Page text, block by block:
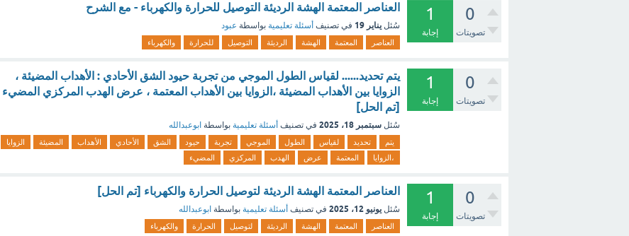
0
تصويتات
1
إجابة
العناصر المعتمة الهشة الرديئة التوصيل للحرارة والكهرباء - مع الشرح
سُئل يناير 19 في تصنيف أسئلة تعليمية بواسطة عبود
العناصر المعتمة الهشة الرديئة التوصيل للحرارة والكهرباء
0
تصويتات
1
إجابة
يتم تحديد...... لقياس الطول الموجي من تجربة حيود الشق الأحادي : الأهداب المضيئة ،
الزوايا بين الأهداب المضيئة ،الزوايا بين الأهداب المعتمة ، عرض الهدب المركزي المضيء
[تم الحل]
سُئل سبتمبر 18، 2025 في تصنيف أسئلة تعليمية بواسطة ابوعبدالله
يتم تحديد لقياس الطول الموجي تجربة حيود الشق الأحادي الأهداب المضيئة
الزوايا
،الزوايا
المعتمة عرض الهدب المركزي المضيء
0
تصويتات
1
إجابة
العناصر المعتمة الهشة الرديئة لتوصيل الحرارة والكهرباء [تم الحل]
سُئل يونيو 12، 2025 في تصنيف أسئلة تعليمية بواسطة ابوعبدالله
العناصر المعتمة الهشة الرديئة لتوصيل الحرارة والكهرباء